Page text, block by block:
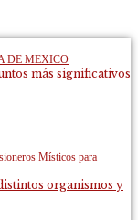
DE MEXICO
más significativos
Místicos para
organismos y